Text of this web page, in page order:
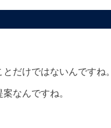
だけではないんですね。
なんですね。